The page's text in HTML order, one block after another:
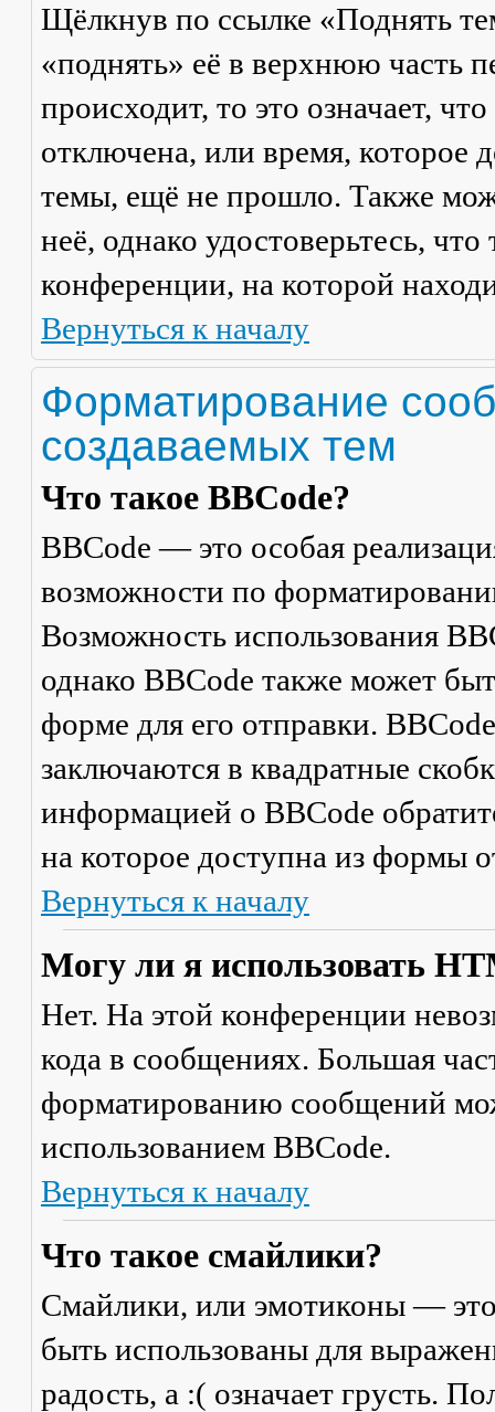
Щёлкнув по ссылке «Поднять
«поднять» её в верхнюю часть
происходит, то это означает,
отключена, или время, которое
темы, ещё не прошло. Также
неё, однако удостоверьтесь,
конференции, на которой
Вернуться к началу
Форматирование
создаваемых тем
Что такое BBCode?
BBCode — это особая
возможности по
Возможность использования
однако BBCode также может
форме для его отправки.
заключаются в квадратные
информацией о BBCode
на которое доступна из формы
Вернуться к началу
Могу ли я использовать
Нет. На этой конференции
кода в сообщениях. Большая
форматированию сообщений
использованием BBCode.
Вернуться к началу
Что такое смайлики?
Смайлики, или эмотиконы —
быть использованы для
радость, а :( означает грусть.